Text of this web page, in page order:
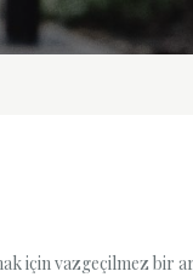
için vazgeçilmez bir